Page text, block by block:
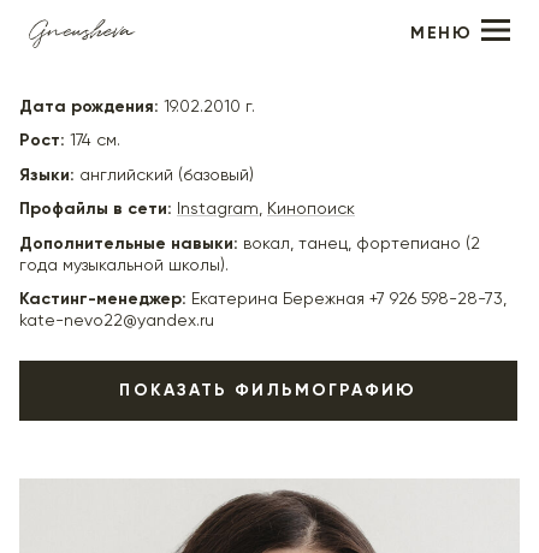
МЕНЮ
Ксения Пашкова
Дата рождения: 19.02.2010 г.
Рост: 174 см.
Языки: английский (базовый)
Профайлы в сети: Instagram, Кинопоиск
Дополнительные навыки: вокал, танец, фортепиано (2
года музыкальной школы).
Кастинг-менеджер: Екатерина Бережная +7 926 598-28-73,
kate-nevo22@yandex.ru
ПОКАЗАТЬ ФИЛЬМОГРАФИЮ
Сапачёв
"Министерство всего хорошего" - сотрудник МВХ,
реж. Александр Фомин